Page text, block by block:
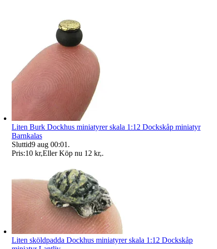
Liten Burk Dockhus miniatyrer skala 1:12 Dockskåp miniatyr
Barnkalas
Sluttid9 aug 00:01 .
Pris:10 kr,Eller Köp nu 12 kr,.
Liten sköldpadda Dockhus miniatyrer skala 1:12 Dockskåp